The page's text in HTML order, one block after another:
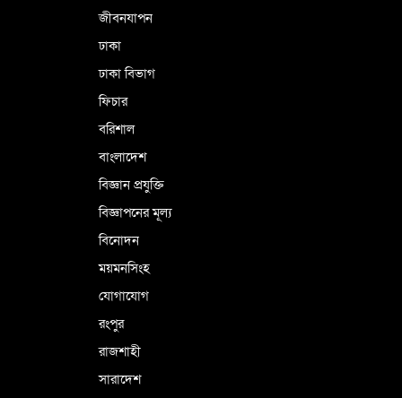
জীবনযাপন
ঢাকা
ঢাকা বিভাগ
ফিচার
বরিশাল
বাংলাদেশ
বিজ্ঞান প্রযুক্তি
বিজ্ঞাপনের মূল্য
বিনোদন
ময়মনসিংহ
যোগাযোগ
রংপুর
রাজশাহী
সারাদেশ